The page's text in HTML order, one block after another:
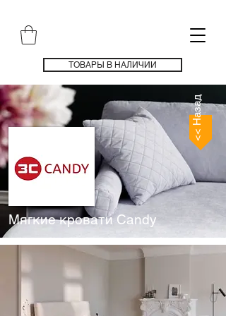
ТОВАРЫ В НАЛИЧИИ
<< Назад
Мягкие кровати Candy